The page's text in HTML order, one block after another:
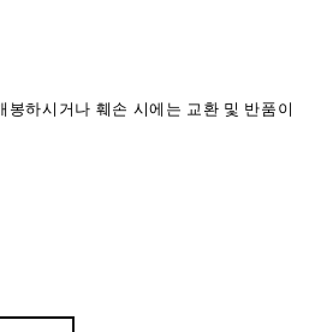
봉하시거나 훼손 시에는 교환 및 반품이